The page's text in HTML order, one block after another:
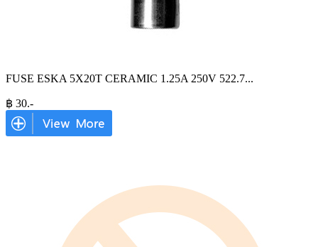
FUSE ESKA 5X20T CERAMIC 1.25A 250V 522.7...
฿ 30.-